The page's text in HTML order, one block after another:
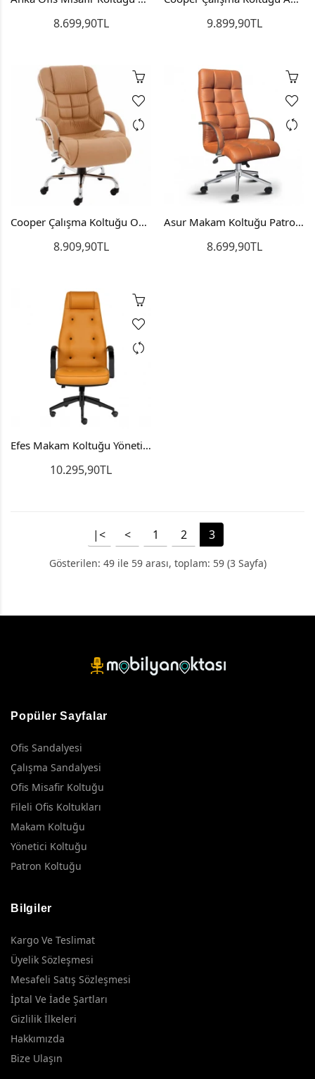
8.699,90TL 9.899,90TL
Cooper Çalışma Koltuğu Ofis Sandalyesi Ofis Koltuğu
8.909,90TL
Asur Makam Koltuğu Patron Koltuğu Yönetici Sandalyesi
8.699,90TL
Efes Makam Koltuğu Yönetici Koltuğu Bilgisayar Sandalyesi
10.295,90TL
|< < 1 2 3
Gösterilen: 49 ile 59 arası, toplam: 59 (3 Sayfa)
Popüler Sayfalar
Ofis Sandalyesi
Çalışma Sandalyesi
Ofis Misafir Koltuğu
Fileli Ofis Koltukları
Makam Koltuğu
Yönetici Koltuğu
Patron Koltuğu
Bilgiler
Kargo Ve Teslimat
Üyelik Sözleşmesi
Mesafeli Satış Sözleşmesi
İptal Ve İade Şartları
Gizlilik İlkeleri
Hakkımızda
Bize Ulaşın